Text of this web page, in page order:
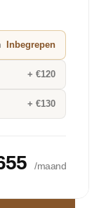
Inbegrepen
+ €120
+ €130
/maand